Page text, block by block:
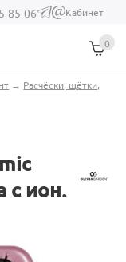
85-06
(link sends e-
Кабинет
0
→ Расчёски, щётки,
с ион.